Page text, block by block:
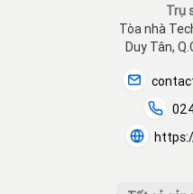
Trụ
Tòa nhà
Duy Tân,